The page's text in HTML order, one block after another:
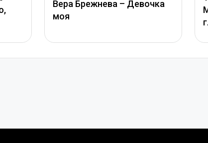
Девочка
МИХАЙЛОВ – Звезда с